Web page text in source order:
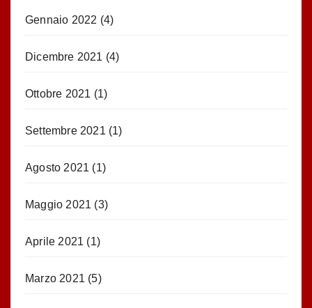
Gennaio 2022 (4)
Dicembre 2021 (4)
Ottobre 2021 (1)
Settembre 2021 (1)
Agosto 2021 (1)
Maggio 2021 (3)
Aprile 2021 (1)
Marzo 2021 (5)